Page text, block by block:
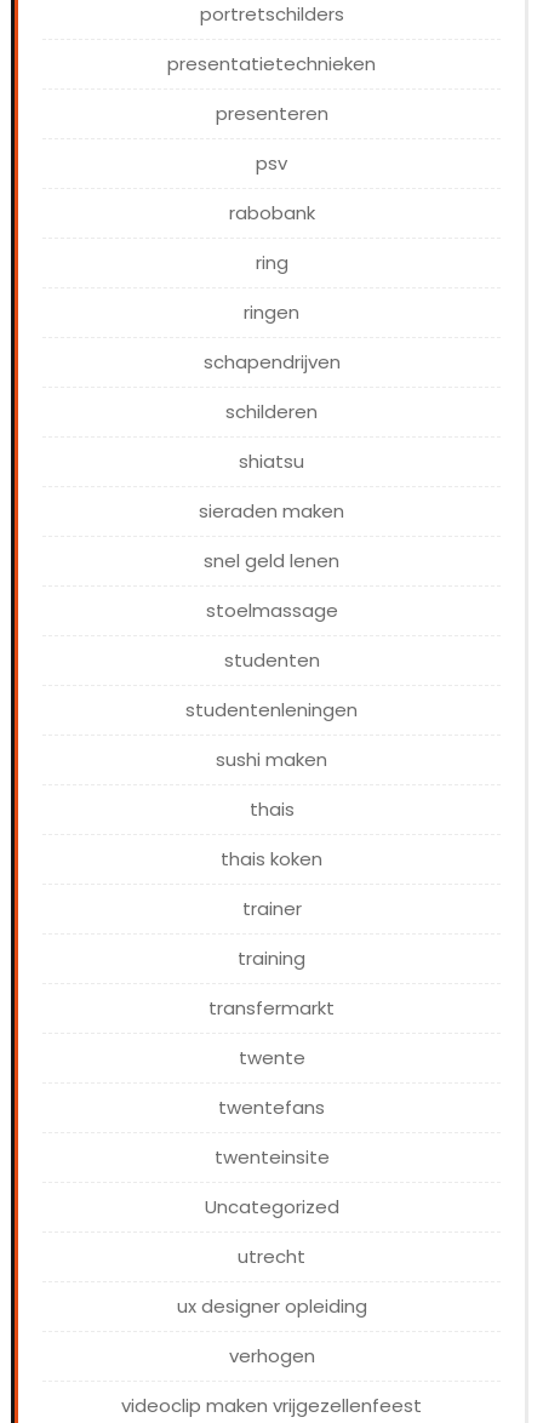
portretschilders
presentatietechnieken
presenteren
psv
rabobank
ring
ringen
schapendrijven
schilderen
shiatsu
sieraden maken
snel geld lenen
stoelmassage
studenten
studentenleningen
sushi maken
thais
thais koken
trainer
training
transfermarkt
twente
twentefans
twenteinsite
Uncategorized
utrecht
ux designer opleiding
verhogen
videoclip maken vrijgezellenfeest